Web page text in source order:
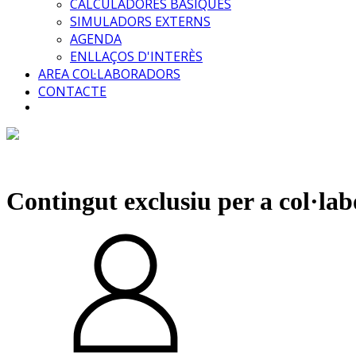
CALCULADORES BÀSIQUES
SIMULADORS EXTERNS
AGENDA
ENLLAÇOS D'INTERÈS
AREA COL·LABORADORS
CONTACTE
Contingut exclusiu per a